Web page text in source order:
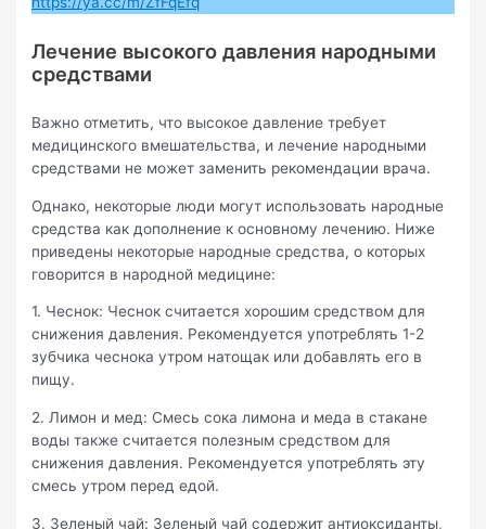
Лечение высокого давления народными
средствами
Важно отметить, что высокое давление требует
медицинского вмешательства, и лечение народными
средствами не может заменить рекомендации врача.
Однако, некоторые люди могут использовать народные
средства как дополнение к основному лечению. Ниже
приведены некоторые народные средства, о которых
говорится в народной медицине:
1. Чеснок: Чеснок считается хорошим средством для
снижения давления. Рекомендуется употреблять 1-2
зубчика чеснока утром натощак или добавлять его в
пищу.
2. Лимон и мед: Смесь сока лимона и меда в стакане
воды также считается полезным средством для
снижения давления. Рекомендуется употреблять эту
смесь утром перед едой.
3. Зеленый чай: Зеленый чай содержит антиоксиданты,